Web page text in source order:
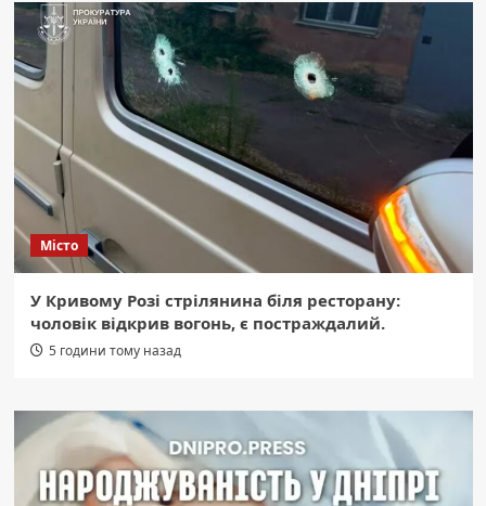
Місто
У Кривому Розі стрілянина біля ресторану:
чоловік відкрив вогонь, є постраждалий.
5 години тому назад